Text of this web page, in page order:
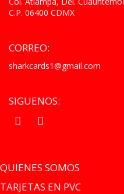
C.P. 06400 CDMX
CORREO:
sharkcards1@gmail.com
SIGUENOS:
QUIENES SOMOS
TARJETAS EN PVC